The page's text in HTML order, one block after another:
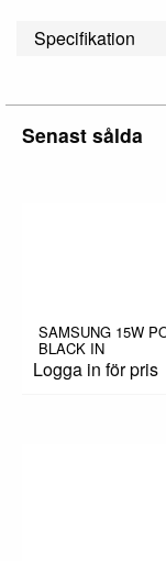
Specifikation
Senast sålda
SAMSUNG 15W
BLACK IN
Logga in för pris